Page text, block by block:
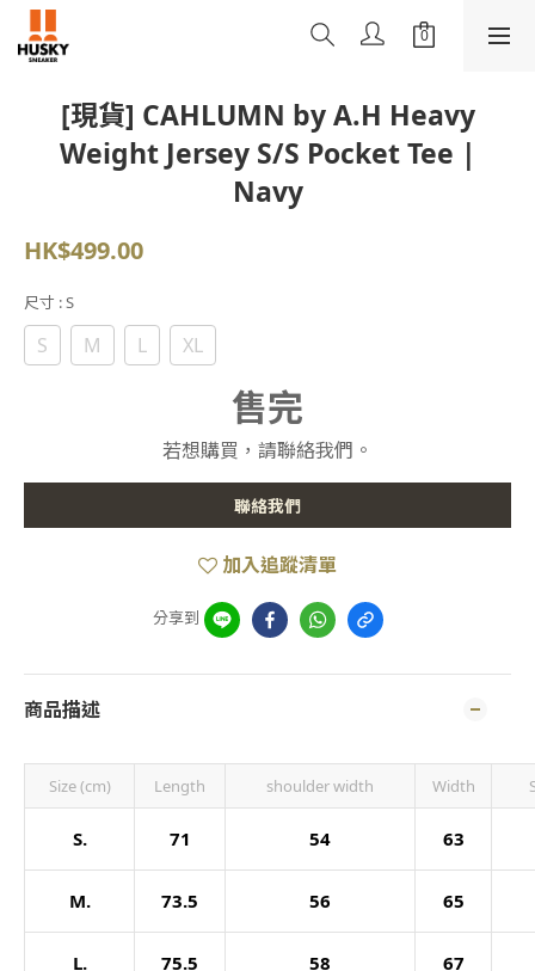
[現貨] CAHLUMN by A.H Heavy
Weight Jersey S/S Pocket Tee |
Navy
HK$499.00
尺寸 : S
S M L XL
售完
若想購買，請聯絡我們。
聯絡我們
加入追蹤清單
分享到
商品描述
Size (cm) Length shoulder width Width
S. 71 54 63
M. 73.5 56 65
L. 75.5 58 67